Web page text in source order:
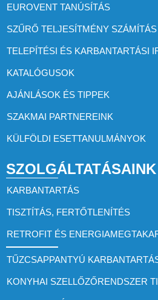
EUROVENT TANÚSÍTÁS
SZŰRŐ TELJESÍTMÉNY SZÁMÍTÁS
TELEPÍTÉSI ÉS KARBANTARTÁSI
KATALÓGUSOK
AJÁNLÁSOK ÉS TIPPEK
SZAKMAI PARTNEREINK
KÜLFÖLDI ESETTANULMÁNYOK
SZOLGÁLTATÁSAINK
KARBANTARTÁS
TISZTÍTÁS, FERTŐTLENÍTÉS
RETROFIT ÉS
TŰZCSAPPANTYÚ
KONYHAI SZELLŐZŐRENDSZER